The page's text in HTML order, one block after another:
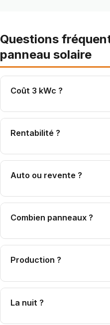
Questions
panneau solaire
Coût 3 kWc ?
7 000-10 000 € tout
Rentabilité ?
Retour 8-12 ans. Durée
Auto ou revente ?
Autoconsommation +
Combien panneaux ?
3 kWc ≈ 8 panneaux
Production ?
3 kWc = 3 000-4 200
La nuit ?